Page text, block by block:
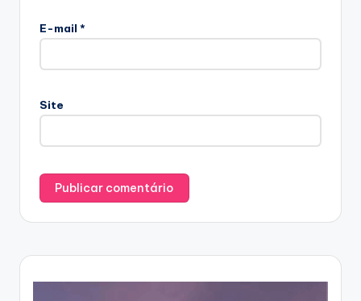
E-mail *
Site